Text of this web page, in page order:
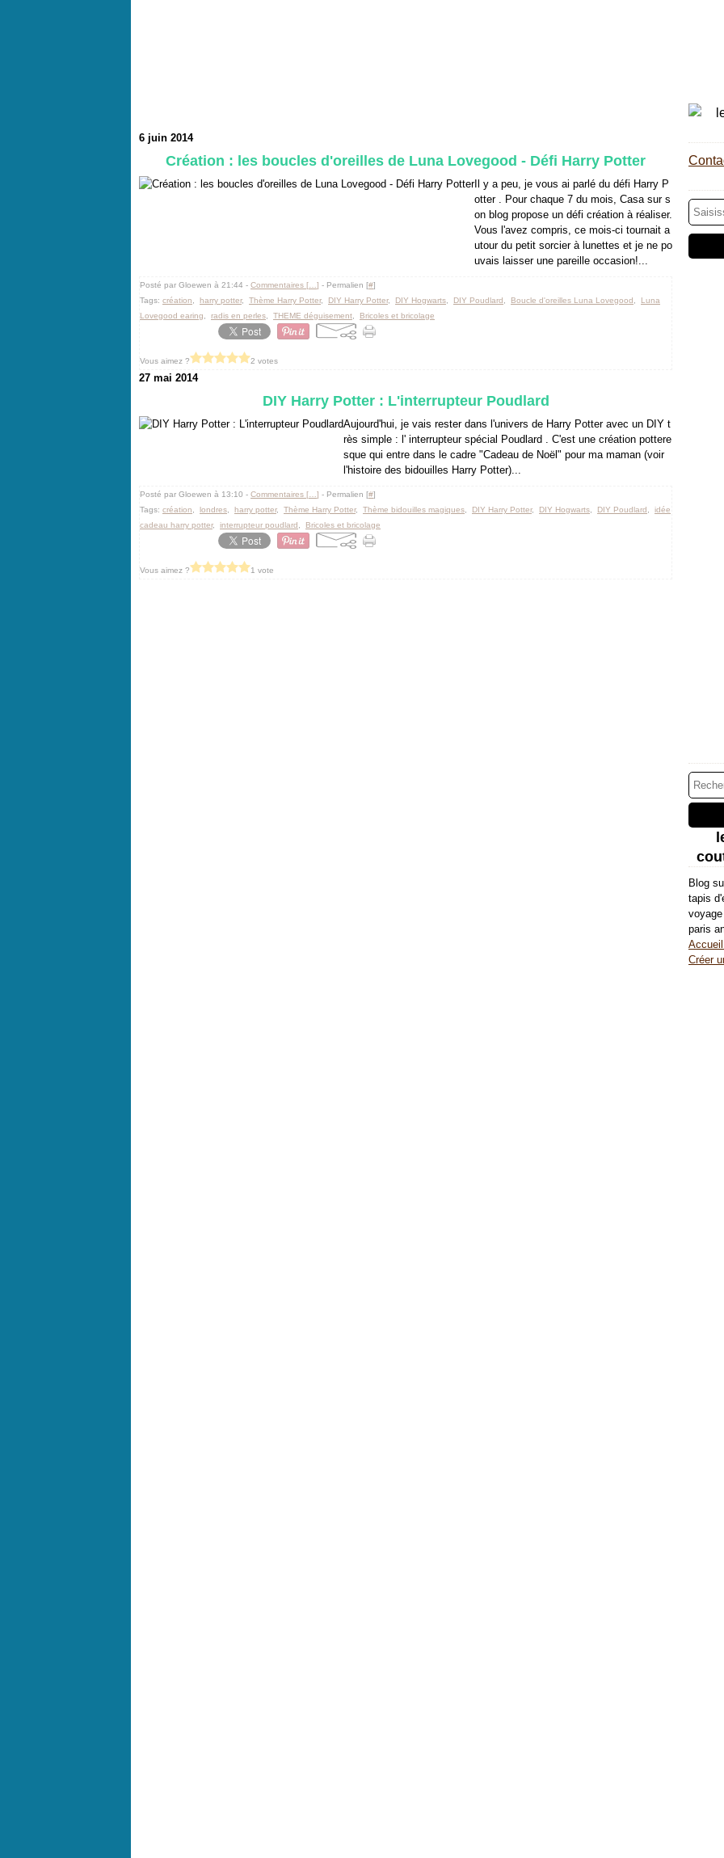
6 juin 2014
Création : les boucles d'oreilles de Luna Lovegood - Défi Harry Potter
Il y a peu, je vous ai parlé du défi Harry P
otter . Pour chaque 7 du mois, Casa sur s
on blog propose un défi création à réaliser.
Vous l'avez compris, ce mois-ci tournait a
utour du petit sorcier à lunettes et je ne po
uvais laisser une pareille occasion!...
Posté par Gloewen à 21:44 - Commentaires [ ] - Permalien [#]
Tags: création harry potter, Thème Harry Potter, DIY Harry Potter, DIY Hogwarts DIY Poudlard Boucle d'oreilles Luna Lovegood
Luna
Lovegood earing
radis en perles THEME déguisement Bricoles et bricolage
Vous aimez ? 2 votes
27 mai 2014
DIY Harry Potter : L'interrupteur Poudlard
Aujourd'hui, je vais rester dans l'univers de Harry Potter avec un DIY t
rès simple : l' interrupteur spécial Poudlard . C'est une création pottere
sque qui entre dans le cadre "Cadeau de Noël" pour ma maman (voir
l'histoire des bidouilles Harry Potter)...
Posté par Gloewen à 13:10 - Commentaires [ ] - Permalien [#]
Tags: création londres harry potter, Thème Harry Potter, Thème bidouilles magiques DIY Harry Potter, DIY Hogwarts DIY Poudlard
idée
cadeau harry potter, interrupteur poudlard Bricoles et bricolage
Vous aimez ? 1 vote
Blog
tapis
paris
Créer